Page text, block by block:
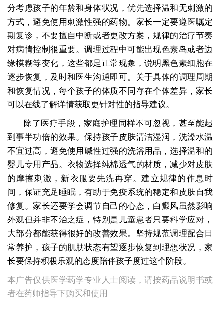
分考虑孩子的年龄和身体状况，优先选择温和无刺激的
方式，避免使用刺激性强的药物。家长一定要遵医嘱定
期复诊，不要擅自中断或者更改方案，规律的治疗节奏
对病情控制很重要。调理过程中可能出现色素岛或者边
缘模糊等变化，这些都是正常现象，说明黑色素细胞在
逐步恢复，及时和医生沟通即可。关于具体的调理周期
和恢复情况，每个孩子的体质不同存在个体差异，家长
可以在线了解详情获取更针对性的指导建议。
除了医疗手段，家庭护理同样不可忽视，甚至能起
到事半功倍的效果。保持孩子皮肤清洁湿润，洗澡水温
不宜过高，避免使用碱性过强的洗浴用品，选择温和的
婴儿专用产品。衣物选择纯棉透气的材质，减少对皮肤
的摩擦刺激，新衣服要先洗再穿。建立规律的作息时
间，保证充足睡眠，有助于免疫系统的稳定和皮肤自我
修复。家长还要学会调节自己的心态，白癜风虽然影响
外观但并非不治之症，特别是儿童患者只要科学应对，
大部分都能获得很好的改善效果。坚持规范调理配合日
常养护，孩子的肌肤状态有望逐步恢复到理想状况，家
长要保持积极乐观的态度陪伴孩子度过这个阶段。
本广告仅供医学药学专业人士阅读，请按药品说明书或
者在药师指导下购买和使用